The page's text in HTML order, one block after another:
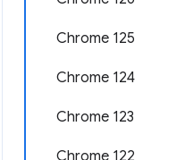
Chrome 125
Chrome 124
Chrome 123
Chrome 122